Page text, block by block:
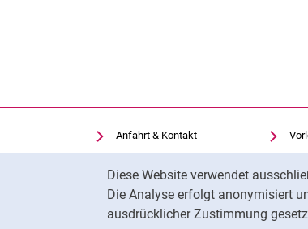
Diese Website verwendet
Die Analyse erfolgt anonymisiert
ausdrücklicher Zustimmung
Anfahrt & Kontakt
Einrichtungen suchen
Stellenangebote
Cookie-Einstellungen